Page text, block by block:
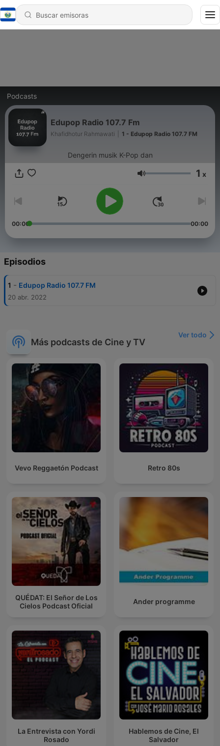
Podcasts
Edupop Radio 107.7 Fm
Khafidhotur Rahmawati 1 - Edupop Radio 107.7 FM
Dengerin musik K-Pop dan
Volumen 1 x
00:00 00:00
Episodios
1 - Edupop Radio 107.7 FM
20 abr. 2022
Más podcasts de Cine y TV
Ver todo
Vevo Reggaetón Podcast Retro 80s
QUÉDAT: El Señor de Los
Cielos Podcast Oficial
Ander programme
La Entrevista con Yordi
Rosado
Hablemos de Cine, El
Salvador